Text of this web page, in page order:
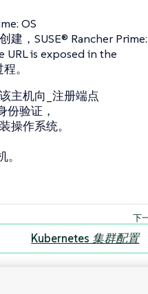
OS
，SUSE® Rancher Prime:
is exposed in the
。
主机向_注册端点
份验证，
操作系统。
Kubernetes 集群配置